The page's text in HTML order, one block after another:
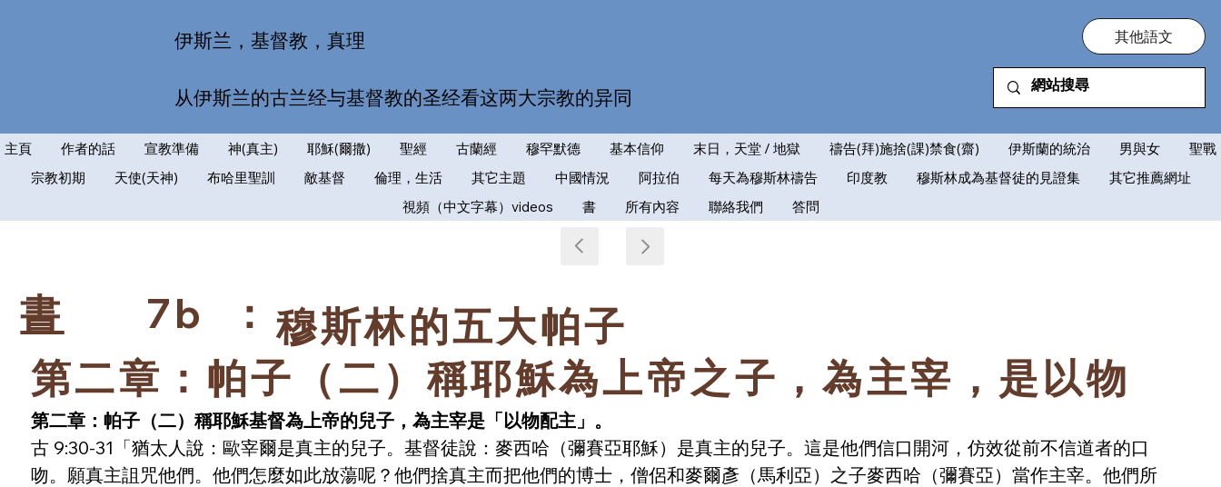
伊斯兰，基督教，真理
从伊斯兰的古兰经与基督教的圣经看这两大宗教的异同
其他語文
主頁 作者的話 宣教準備 神(真主) 耶穌(爾撒) 聖經 古蘭經 穆罕默德 基本信仰 末日，天堂 / 地獄 禱告(拜)施捨(課)禁食(齋) 伊斯蘭的統治 男與女
聖戰
宗教初期
天使(天神) 布哈里聖訓 敵基督 倫理，生活 其它主題 中國情況 阿拉伯 每天為穆斯林禱告 印度教 穆斯林成為基督徒的見證集
其它推薦網址
視頻（中文字幕）videos
書 所有內容 聯絡我們 答問
第二章：帕子（二）稱耶穌為上帝之子，為主宰，是以物
配主
穆斯林的五大帕子
書
第二章：帕子（二）稱耶穌基督為上帝的兒子，為主宰是「以物配主」。
古 9:30-31「猶太人說：歐宰爾是真主的兒子。基督徒說：麥西哈（彌賽亞耶穌）是真主的兒子。這是他們信口開河，仿效從前不信道者的口
吻。願真主詛咒他們。他們怎麼如此放蕩呢？他們捨真主而把他們的博士，僧侶和麥爾彥（馬利亞）之子麥西哈（彌賽亞）當作主宰。他們所
7b ：